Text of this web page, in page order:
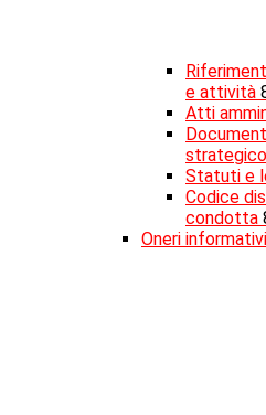
e attività
Atti
Statuti e
Codice
condotta
Oneri